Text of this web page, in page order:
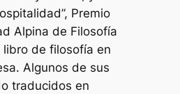
Premio
Alpina de Filosofía
libro de filosofía en
Algunos de sus
traducidos en